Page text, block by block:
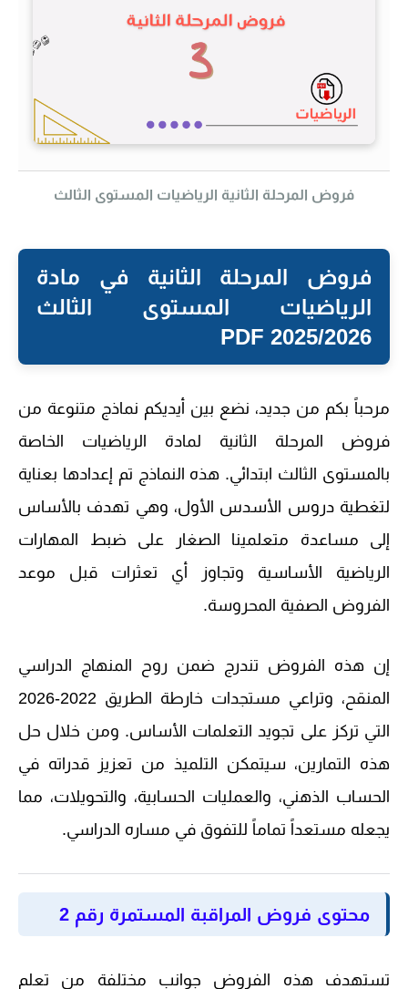
فروض المرحلة الثانية الرياضيات المستوى الثالث
فروض المرحلة الثانية في مادة
الرياضيات المستوى الثالث
2025/2026 PDF
مرحباً بكم من جديد، نضع بين أيديكم نماذج متنوعة من
فروض المرحلة الثانية لمادة الرياضيات الخاصة
بالمستوى الثالث ابتدائي. هذه النماذج تم إعدادها بعناية
لتغطية دروس الأسدس الأول، وهي تهدف بالأساس
إلى مساعدة متعلمينا الصغار على ضبط المهارات
الرياضية الأساسية وتجاوز أي تعثرات قبل موعد
الفروض الصفية المحروسة.
إن هذه الفروض تندرج ضمن روح المنهاج الدراسي
المنقح، وتراعي مستجدات خارطة الطريق 2022-2026
التي تركز على تجويد التعلمات الأساس. ومن خلال حل
هذه التمارين، سيتمكن التلميذ من تعزيز قدراته في
الحساب الذهني، والعمليات الحسابية، والتحويلات، مما
يجعله مستعداً تماماً للتفوق في مساره الدراسي.
محتوى فروض المراقبة المستمرة رقم 2
تستهدف هذه الفروض جوانب مختلفة من تعلم